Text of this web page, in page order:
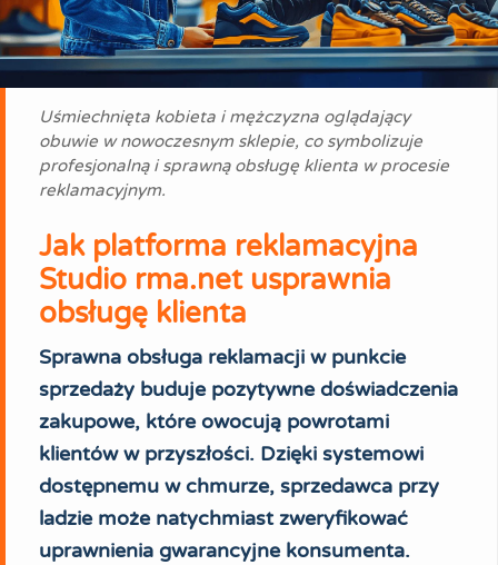
Uśmiechnięta kobieta i mężczyzna oglądający
obuwie w nowoczesnym sklepie, co symbolizuje
profesjonalną i sprawną obsługę klienta w procesie
reklamacyjnym.
Jak platforma reklamacyjna
Studio rma.net usprawnia
obsługę klienta
Sprawna obsługa reklamacji w punkcie
sprzedaży buduje pozytywne doświadczenia
zakupowe, które owocują powrotami
klientów w przyszłości. Dzięki systemowi
dostępnemu w chmurze, sprzedawca przy
ladzie może natychmiast zweryfikować
uprawnienia gwarancyjne konsumenta.